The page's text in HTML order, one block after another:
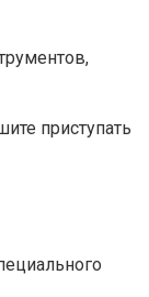
приступать